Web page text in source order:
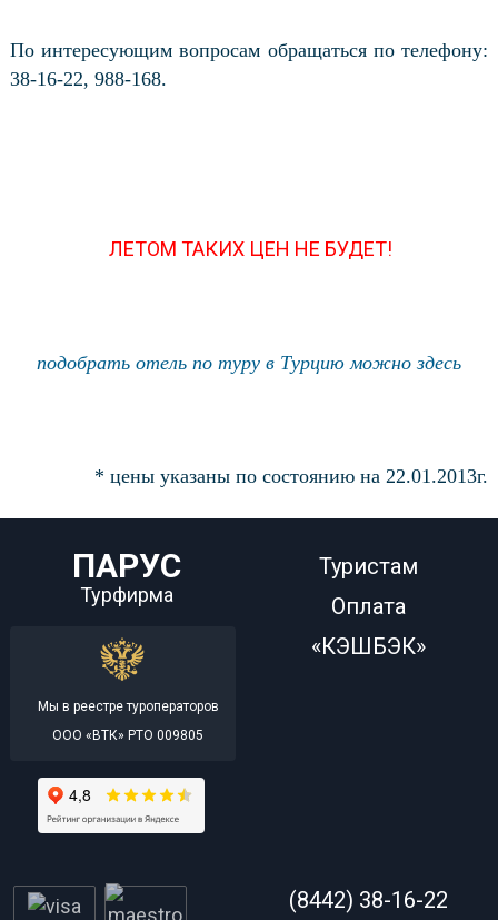
По интересующим вопросам обращаться по телефону:
38-16-22, 988-168.
ЛЕТОМ ТАКИХ ЦЕН НЕ БУДЕТ!
подобрать отель по туру в Турцию можно здесь
* цены указаны по состоянию на 22.01.2013г.
ПАРУС
Турфирма
Мы в реестре туроператоров
ООО «ВТК» РТО 009805
Туристам
Оплата
«КЭШБЭК»
(8442) 38-16-22